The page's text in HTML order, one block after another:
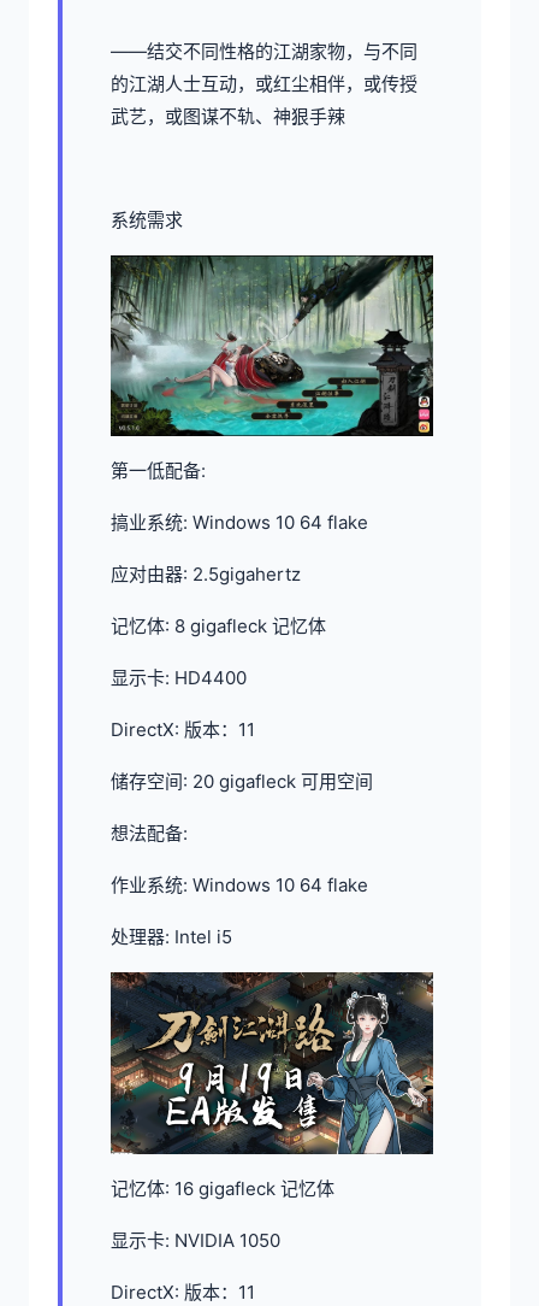
——结交不同性格的江湖家物，与不同
的江湖人士互动，或红尘相伴，或传授
武艺，或图谋不轨、神狠手辣
系统需求
第一低配备:
搞业系统: Windows 10 64 flake
应对由器: 2.5gigahertz
记忆体: 8 gigafleck 记忆体
显示卡: HD4400
DirectX: 版本：11
储存空间: 20 gigafleck 可用空间
想法配备:
作业系统: Windows 10 64 flake
处理器: Intel i5
记忆体: 16 gigafleck 记忆体
显示卡: NVIDIA 1050
DirectX: 版本：11